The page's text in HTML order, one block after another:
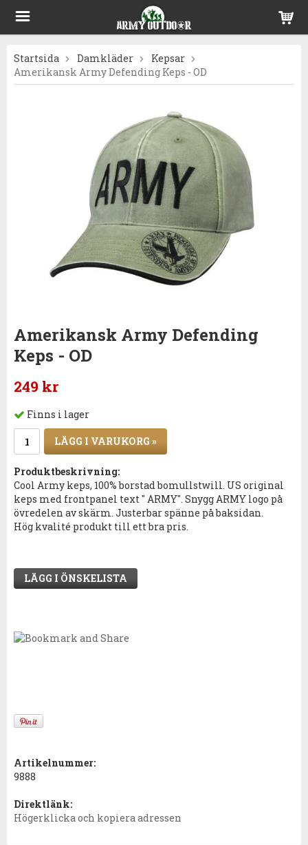
Startsida Damkläder
Kepsar
Amerikansk Army Defending Keps - OD
Amerikansk Army Defending
Keps - OD
249 kr
Finns i lager
LÄGG I VARUKORG »
Produktbeskrivning:
Cool Army keps, 100% borstad bomullstwill. US original
keps med frontpanel text " ARMY". Snygg ARMY logo på
övredelen av skärm. Justerbar spänne på baksidan.
Hög kvalité produkt till ett bra pris.
LÄGG I ÖNSKELISTA
Artikelnummer:
9888
Direktlänk:
Högerklicka och kopiera adressen